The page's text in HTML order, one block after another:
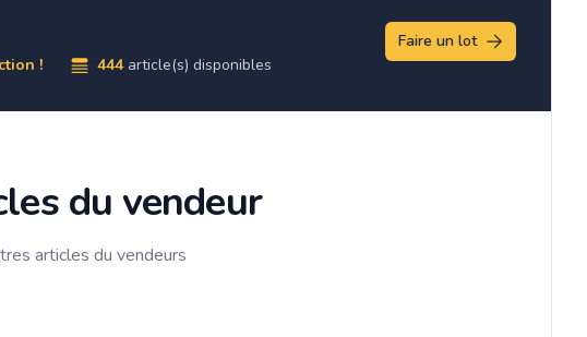
! 444 article(s) disponibles
Faire un lot
du vendeur
articles du vendeurs